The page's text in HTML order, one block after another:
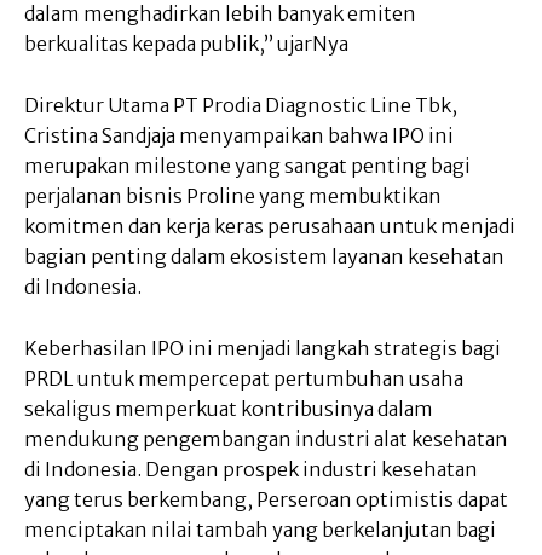
dalam menghadirkan lebih banyak emiten
berkualitas kepada publik,” ujarNya
Direktur Utama PT Prodia Diagnostic Line Tbk,
Cristina Sandjaja menyampaikan bahwa IPO ini
merupakan milestone yang sangat penting bagi
perjalanan bisnis Proline yang membuktikan
komitmen dan kerja keras perusahaan untuk menjadi
bagian penting dalam ekosistem layanan kesehatan
di Indonesia.
Keberhasilan IPO ini menjadi langkah strategis bagi
PRDL untuk mempercepat pertumbuhan usaha
sekaligus memperkuat kontribusinya dalam
mendukung pengembangan industri alat kesehatan
di Indonesia. Dengan prospek industri kesehatan
yang terus berkembang, Perseroan optimistis dapat
menciptakan nilai tambah yang berkelanjutan bagi